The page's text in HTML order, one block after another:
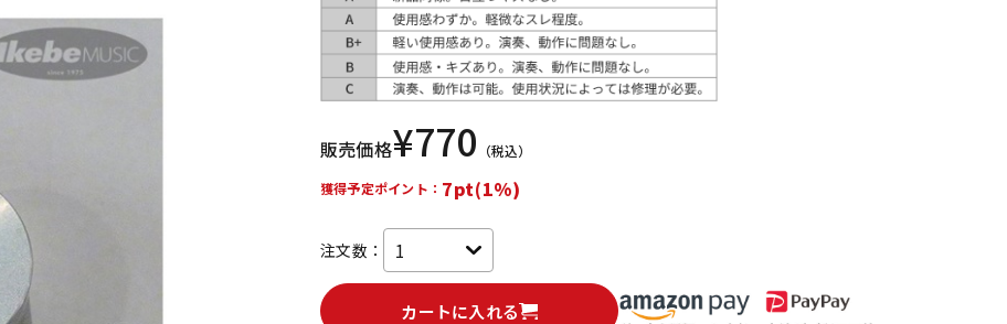
DTM オンラ レコーディン
グ機器
配信/ライブ
機器
販売価格¥770 （税込）
獲得予定ポイント： 7pt(1%)
注文数：
カートに入れる